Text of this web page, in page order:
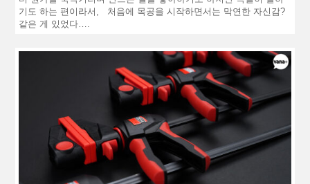
기도 하는 편이라서, 처음에 목공을 시작하면서는 막연한 자신감?
같은 게 있었다….